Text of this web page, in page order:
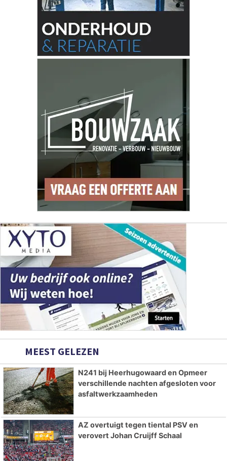
MEEST GELEZEN
N241 bij Heerhugowaard en Opmeer
verschillende nachten afgesloten voor
asfaltwerkzaamheden
AZ overtuigt tegen tiental PSV en
verovert Johan Cruijff Schaal